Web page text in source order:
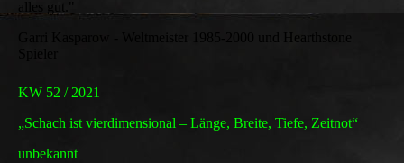
Garri Kasparow - Weltmeister 1985-2000 und Hearthstone
KW 52 / 2021
„Schach ist vierdimensional – Länge, Breite, Tiefe, Zeitnot“
unbekannt